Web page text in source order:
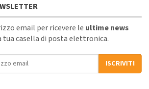
email per ricevere le ultime news
casella di posta elettronica.
ISCRIVITI